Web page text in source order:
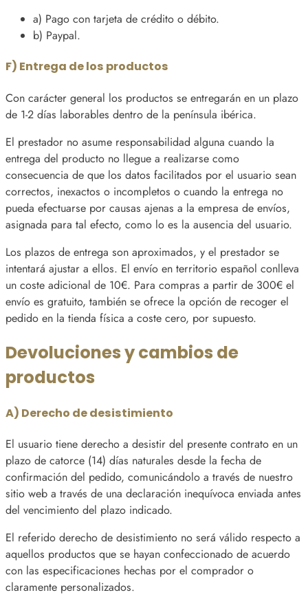
a) Pago con tarjeta de crédito o débito.
b) Paypal.
F) Entrega de los productos
Con carácter general los productos se entregarán en un plazo
de 1-2 días laborables dentro de la península ibérica.
El prestador no asume responsabilidad alguna cuando la
entrega del producto no llegue a realizarse como
consecuencia de que los datos facilitados por el usuario sean
correctos, inexactos o incompletos o cuando la entrega no
pueda efectuarse por causas ajenas a la empresa de envíos,
asignada para tal efecto, como lo es la ausencia del usuario.
Los plazos de entrega son aproximados, y el prestador se
intentará ajustar a ellos. El envío en territorio español conlleva
un coste adicional de 10€. Para compras a partir de 300€ el
envío es gratuito, también se ofrece la opción de recoger el
pedido en la tienda física a coste cero, por supuesto.
Devoluciones y cambios de
productos
A) Derecho de desistimiento
El usuario tiene derecho a desistir del presente contrato en un
plazo de catorce (14) días naturales desde la fecha de
confirmación del pedido, comunicándolo a través de nuestro
sitio web a través de una declaración inequívoca enviada antes
del vencimiento del plazo indicado.
El referido derecho de desistimiento no será válido respecto a
aquellos productos que se hayan confeccionado de acuerdo
con las especificaciones hechas por el comprador o
claramente personalizados.